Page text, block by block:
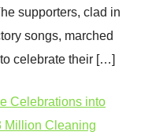
supporters, clad in
songs, marched
celebrate their […]
Celebrations into
Million Cleaning